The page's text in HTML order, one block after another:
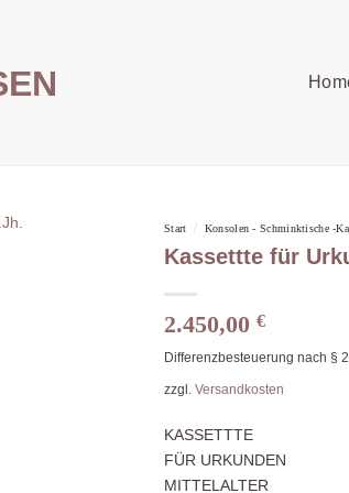
Start / Konsolen - Schminktische -
Kassettte für
2.450,00 €
Differenzbesteuerung nach §
zzgl. Versandkosten
KASSETTTE
FÜR URKUNDEN
MITTELALTER